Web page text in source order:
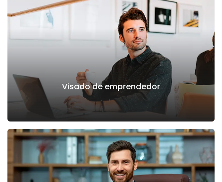
Visado de emprendedor